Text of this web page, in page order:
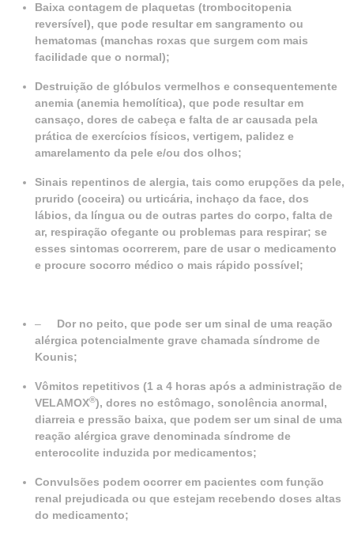
Baixa contagem de plaquetas (trombocitopenia
reversível), que pode resultar em sangramento ou
hematomas (manchas roxas que surgem com mais
facilidade que o normal);
Destruição de glóbulos vermelhos e consequentemente
anemia (anemia hemolítica), que pode resultar em
cansaço, dores de cabeça e falta de ar causada pela
prática de exercícios físicos, vertigem, palidez e
amarelamento da pele e/ou dos olhos;
Sinais repentinos de alergia, tais como erupções da pele,
prurido (coceira) ou urticária, inchaço da face, dos
lábios, da língua ou de outras partes do corpo, falta de
ar, respiração ofegante ou problemas para respirar; se
esses sintomas ocorrerem, pare de usar o medicamento
e procure socorro médico o mais rápido possível;
– Dor no peito, que pode ser um sinal de uma reação
alérgica potencialmente grave chamada síndrome de
Kounis;
Vômitos repetitivos (1 a 4 horas após a administração de
VELAMOX®), dores no estômago, sonolência anormal,
diarreia e pressão baixa, que podem ser um sinal de uma
reação alérgica grave denominada síndrome de
enterocolite induzida por medicamentos;
Convulsões podem ocorrer em pacientes com função
renal prejudicada ou que estejam recebendo doses altas
do medicamento;